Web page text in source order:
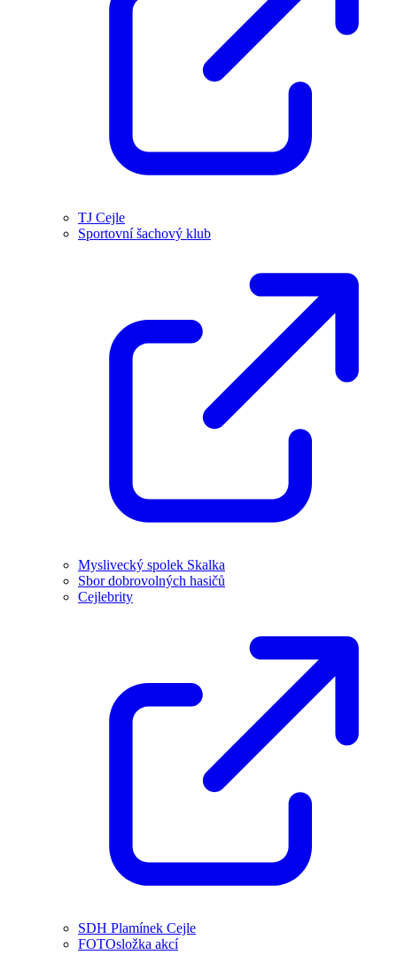
TJ Cejle
Sportovní šachový klub
Myslivecký spolek Skalka
Sbor dobrovolných hasičů
Cejlebrity
SDH Plamínek Cejle
FOTOsložka akcí